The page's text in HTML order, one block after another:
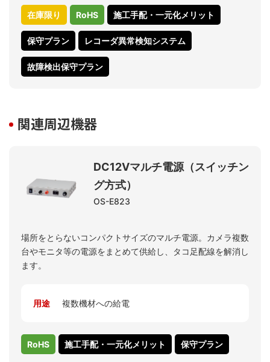
在庫限り RoHS 施工手配・一元化メリット
保守プラン レコーダ異常検知システム
故障検出保守プラン
関連周辺機器
DC12Vマルチ電源（スイッチン
グ方式）
OS-E823
場所をとらないコンパクトサイズのマルチ電源。カメラ複数
台やモニタ等の電源をまとめて供給し、タコ足配線を解消し
ます。
用途 複数機材への給電
RoHS 施工手配・一元化メリット 保守プラン